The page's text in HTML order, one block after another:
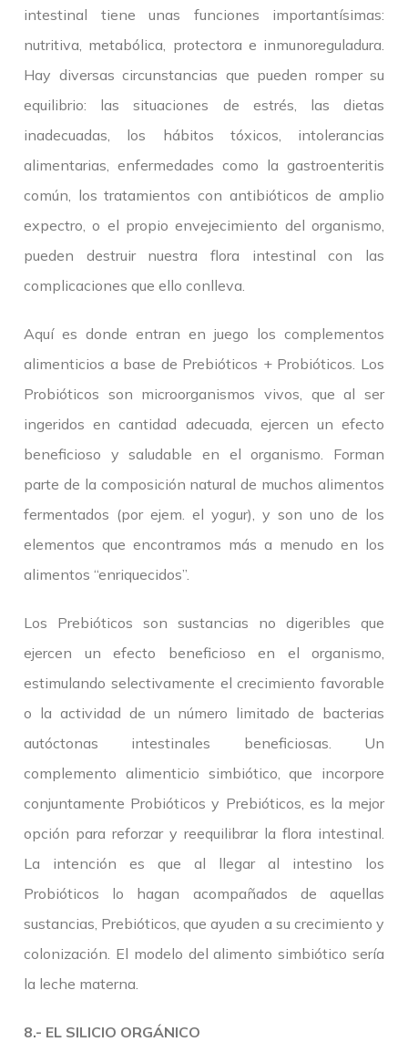
intestinal tiene unas funciones importantísimas:
nutritiva, metabólica, protectora e inmunoreguladura.
Hay diversas circunstancias que pueden romper su
equilibrio: las situaciones de estrés, las dietas
inadecuadas, los hábitos tóxicos, intolerancias
alimentarias, enfermedades como la gastroenteritis
común, los tratamientos con antibióticos de amplio
expectro, o el propio envejecimiento del organismo,
pueden destruir nuestra flora intestinal con las
complicaciones que ello conlleva.
Aquí es donde entran en juego los complementos
alimenticios a base de Prebióticos + Probióticos. Los
Probióticos son microorganismos vivos, que al ser
ingeridos en cantidad adecuada, ejercen un efecto
beneficioso y saludable en el organismo. Forman
parte de la composición natural de muchos alimentos
fermentados (por ejem. el yogur), y son uno de los
elementos que encontramos más a menudo en los
alimentos “enriquecidos”.
Los Prebióticos son sustancias no digeribles que
ejercen un efecto beneficioso en el organismo,
estimulando selectivamente el crecimiento favorable
o la actividad de un número limitado de bacterias
autóctonas intestinales beneficiosas. Un
complemento alimenticio simbiótico, que incorpore
conjuntamente Probióticos y Prebióticos, es la mejor
opción para reforzar y reequilibrar la flora intestinal.
La intención es que al llegar al intestino los
Probióticos lo hagan acompañados de aquellas
sustancias, Prebióticos, que ayuden a su crecimiento y
colonización. El modelo del alimento simbiótico sería
la leche materna.
8.- EL SILICIO ORGÁNICO